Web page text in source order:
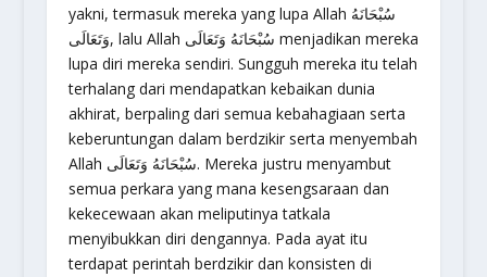
yakni, termasuk mereka yang lupa Allah سُبْحَانَهُ
وَتَعَالَى, lalu Allah سُبْحَانَهُ وَتَعَالَى menjadikan mereka
lupa diri mereka sendiri. Sungguh mereka itu telah
terhalang dari mendapatkan kebaikan dunia
akhirat, berpaling dari semua kebahagiaan serta
keberuntungan dalam berdzikir serta menyembah
Allah سُبْحَانَهُ وَتَعَالَى. Mereka justru menyambut
semua perkara yang mana kesengsaraan dan
kekecewaan akan meliputinya tatkala
menyibukkan diri dengannya. Pada ayat itu
terdapat perintah berdzikir dan konsisten di